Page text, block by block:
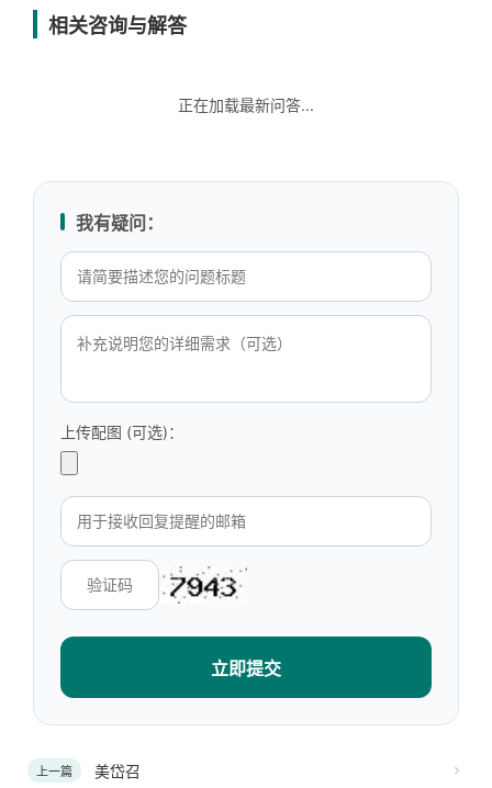
相关咨询与解答
正在加载最新问答...
我有疑问：
上传配图 (可选)：
立即提交
上一篇 美岱召